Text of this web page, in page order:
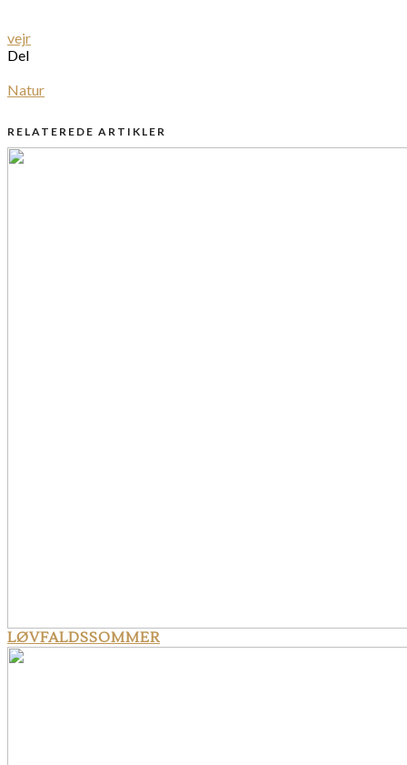
vejr
Del
Natur
RELATEREDE ARTIKLER
LØVFALDSSOMMER